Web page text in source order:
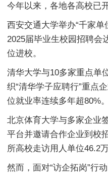
今年以来，各地各高校已
西安交通大学举办“千家单
2025届毕业生校园招聘会
位进校。
清华大学与10多家重点单
织“清华学子应聘行”重点
位就业率连续多年超80%。
北京体育大学与多家企业
平台并邀请合作企业到校
所高校走访用人单位46.2
然而，面对“访企拓岗”行